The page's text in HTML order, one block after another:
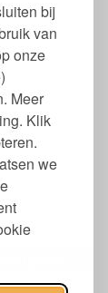
bij
van
onze
Meer
Klik
we
stoffen
melamine.
590